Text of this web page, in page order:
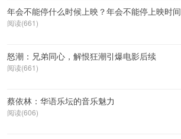
年会不能停什么时候上映？年会不能停上映时间
阅读(661)
怒潮：兄弟同心，解恨狂潮引爆电影后续
阅读(661)
蔡依林：华语乐坛的音乐魅力
阅读(606)